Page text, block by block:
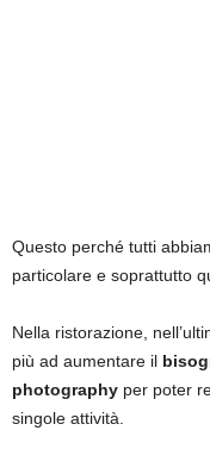
Questo perché tutti
particolare e soprattutto
Nella ristorazione,
più ad aumentare il
photography per poter
singole attività.